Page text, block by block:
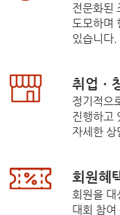
전문화된
도모하며
있습니다.
취업ㆍ
정기적으
진행하고
자세한 상
회원혜
회원을
대회 참